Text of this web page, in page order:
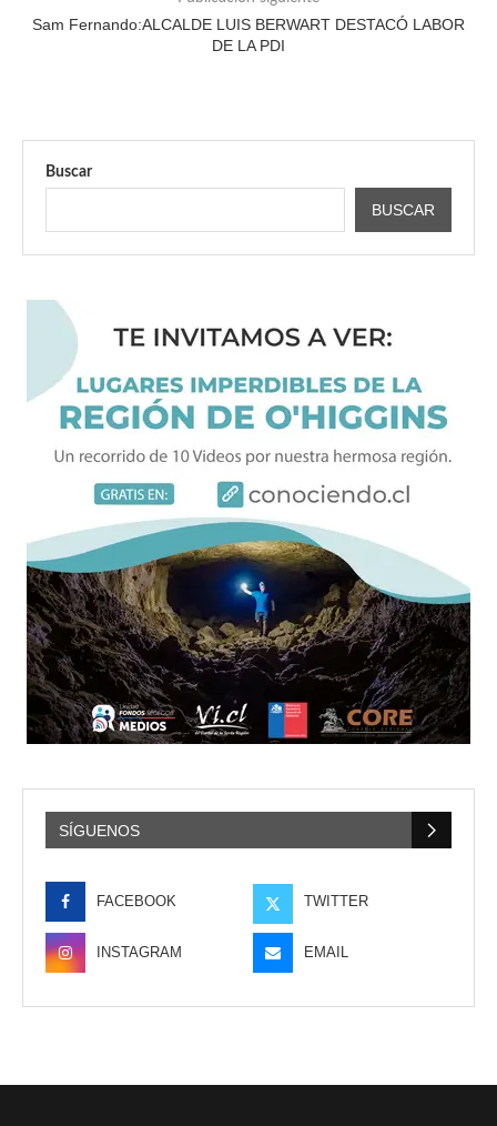
Sam Fernando:ALCALDE LUIS BERWART DESTACÓ LABOR
DE LA PDI
Buscar
BUSCAR
SÍGUENOS
FACEBOOK TWITTER
INSTAGRAM EMAIL